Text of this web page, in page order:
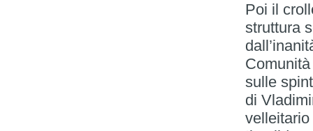
Poi il
struttura
sulle
di